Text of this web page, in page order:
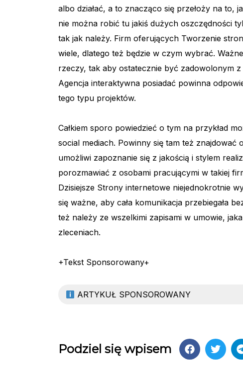
albo działać, a to znacząco się przełoży na to,
nie można robić tu jakiś dużych oszczędności
tak jak należy. Firm oferujących Tworzenie
wiele, dlatego też będzie w czym wybrać.
rzeczy, tak aby ostatecznie być zadowolonym
Agencja interaktywna posiadać powinna
tego typu projektów.
Całkiem sporo powiedzieć o tym na przykład
social mediach. Powinny się tam też
umożliwi zapoznanie się z jakością i stylem
porozmawiać z osobami pracującymi w takiej
Dzisiejsze Strony internetowe niejednokrotnie
się ważne, aby cała komunikacja przebiegała
też należy ze wszelkimi zapisami w umowie,
zleceniach.
+Tekst Sponsorowany+
ARTYKUŁ SPONSOROWANY
Podziel się wpisem